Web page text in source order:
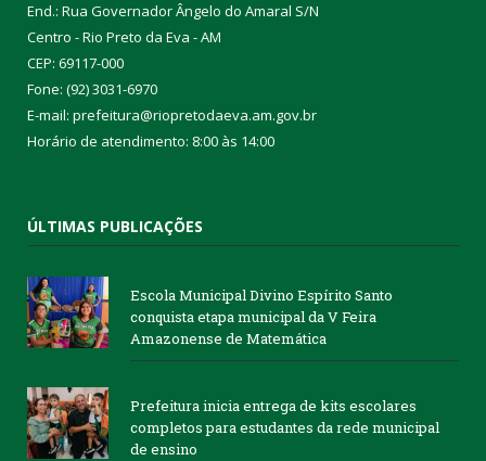
End.: Rua Governador Ângelo do Amaral S/N
Centro - Rio Preto da Eva - AM
CEP: 69117-000
Fone: (92) 3031-6970
E-mail: prefeitura@riopretodaeva.am.gov.br
Horário de atendimento: 8:00 às 14:00
ÚLTIMAS PUBLICAÇÕES
Escola Municipal Divino Espírito Santo
conquista etapa municipal da V Feira
Amazonense de Matemática
Prefeitura inicia entrega de kits escolares
completos para estudantes da rede municipal
de ensino